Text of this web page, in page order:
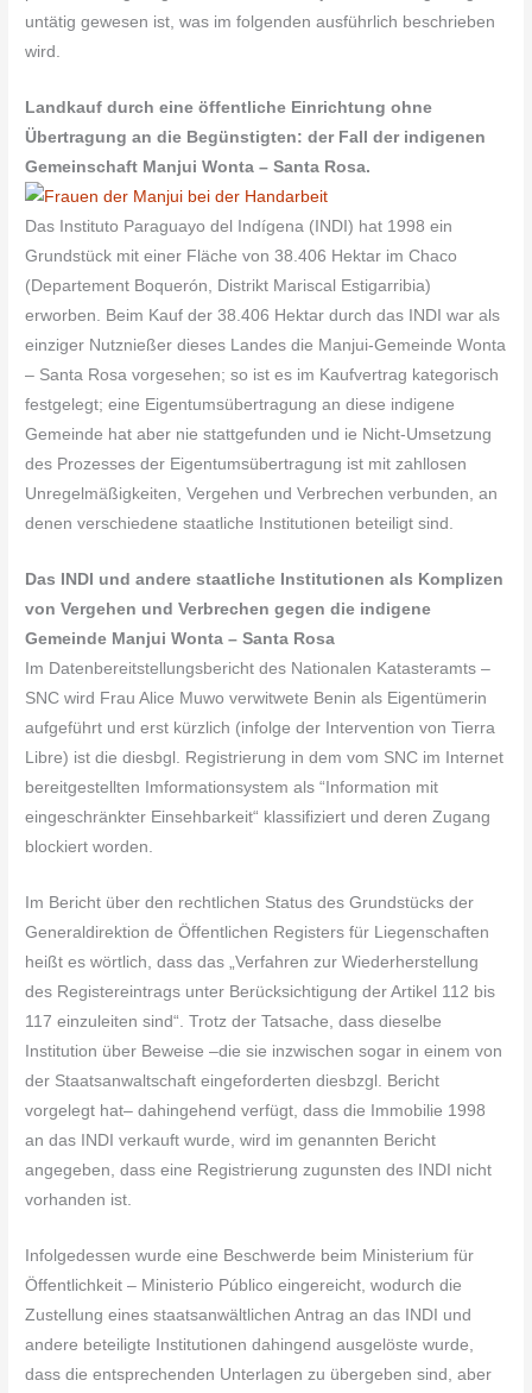
untätig gewesen ist, was im folgenden ausführlich beschrieben
wird.
Landkauf durch eine öffentliche Einrichtung ohne
Übertragung an die Begünstigten: der Fall der indigenen
Gemeinschaft Manjui Wonta – Santa Rosa.
Das Instituto Paraguayo del Indígena (INDI) hat 1998 ein
Grundstück mit einer Fläche von 38.406 Hektar im Chaco
(Departement Boquerón, Distrikt Mariscal Estigarribia)
erworben. Beim Kauf der 38.406 Hektar durch das INDI war als
einziger Nutznießer dieses Landes die Manjui-Gemeinde Wonta
– Santa Rosa vorgesehen; so ist es im Kaufvertrag kategorisch
festgelegt; eine Eigentumsübertragung an diese indigene
Gemeinde hat aber nie stattgefunden und ie Nicht-Umsetzung
des Prozesses der Eigentumsübertragung ist mit zahllosen
Unregelmäßigkeiten, Vergehen und Verbrechen verbunden, an
denen verschiedene staatliche Institutionen beteiligt sind.
Das INDI und andere staatliche Institutionen als Komplizen
von Vergehen und Verbrechen gegen die indigene
Gemeinde Manjui Wonta – Santa Rosa
Im Datenbereitstellungsbericht des Nationalen Katasteramts –
SNC wird Frau Alice Muwo verwitwete Benin als Eigentümerin
aufgeführt und erst kürzlich (infolge der Intervention von Tierra
Libre) ist die diesbgl. Registrierung in dem vom SNC im Internet
bereitgestellten Imformationsystem als “Information mit
eingeschränkter Einsehbarkeit“ klassifiziert und deren Zugang
blockiert worden.
Im Bericht über den rechtlichen Status des Grundstücks der
Generaldirektion de Öffentlichen Registers für Liegenschaften
heißt es wörtlich, dass das „Verfahren zur Wiederherstellung
des Registereintrags unter Berücksichtigung der Artikel 112 bis
117 einzuleiten sind“. Trotz der Tatsache, dass dieselbe
Institution über Beweise –die sie inzwischen sogar in einem von
der Staatsanwaltschaft eingeforderten diesbzgl. Bericht
vorgelegt hat– dahingehend verfügt, dass die Immobilie 1998
an das INDI verkauft wurde, wird im genannten Bericht
angegeben, dass eine Registrierung zugunsten des INDI nicht
vorhanden ist.
Infolgedessen wurde eine Beschwerde beim Ministerium für
Öffentlichkeit – Ministerio Público eingereicht, wodurch die
Zustellung eines staatsanwältlichen Antrag an das INDI und
andere beteiligte Institutionen dahingend ausgelöste wurde,
dass die entsprechenden Unterlagen zu übergeben sind, aber